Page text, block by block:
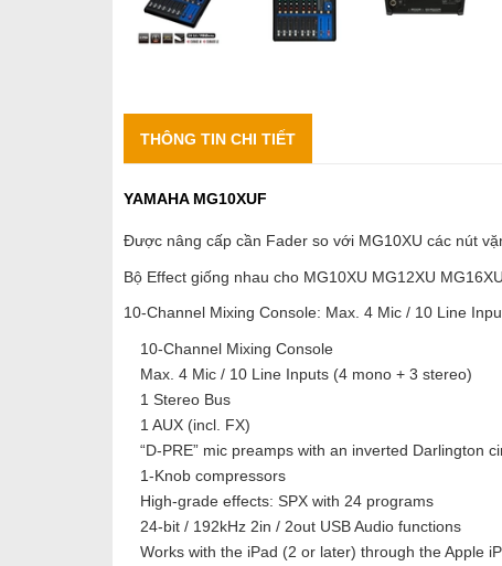
THÔNG TIN CHI TIẾT
YAMAHA MG10XUF
Được nâng cấp cần Fader so với MG10XU các nút
Bộ Effect giống nhau cho MG10XU MG12XU MG16XU
10-Channel Mixing Console: Max. 4 Mic / 10 Line
10-Channel Mixing Console
Max. 4 Mic / 10 Line Inputs (4 mono + 3 stereo)
1 Stereo Bus
1 AUX (incl. FX)
“D-PRE” mic preamps with an inverted Darlington
1-Knob compressors
High-grade effects: SPX with 24 programs
24-bit / 192kHz 2in / 2out USB Audio functions
Works with the iPad (2 or later) through the Apple